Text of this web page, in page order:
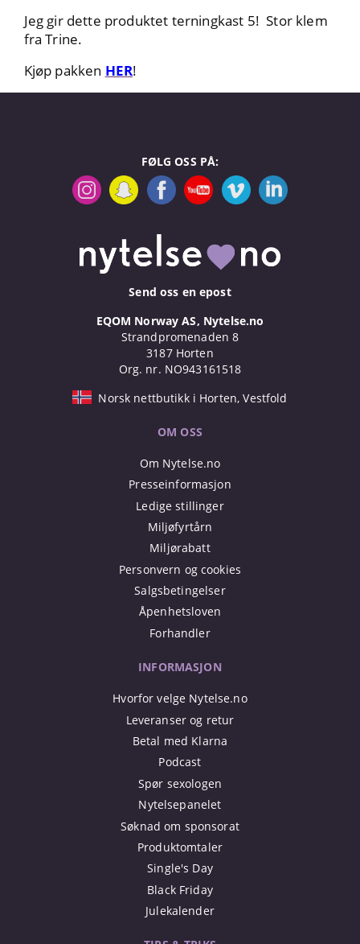
Jeg gir dette produktet terningkast 5! Stor klem
fra Trine.
Kjøp pakken HER!
FØLG OSS PÅ:
Send oss en epost
EQOM Norway AS, Nytelse.no
Strandpromenaden 8
3187 Horten
Org. nr. NO943161518
Norsk nettbutikk i Horten, Vestfold
OM OSS
Om Nytelse.no
Presseinformasjon
Ledige stillinger
Miljøfyrtårn
Miljørabatt
Personvern og cookies
Salgsbetingelser
Åpenhetsloven
Forhandler
INFORMASJON
Hvorfor velge Nytelse.no
Leveranser og retur
Betal med Klarna
Podcast
Spør sexologen
Nytelsepanelet
Søknad om sponsorat
Produktomtaler
Single's Day
Black Friday
Julekalender